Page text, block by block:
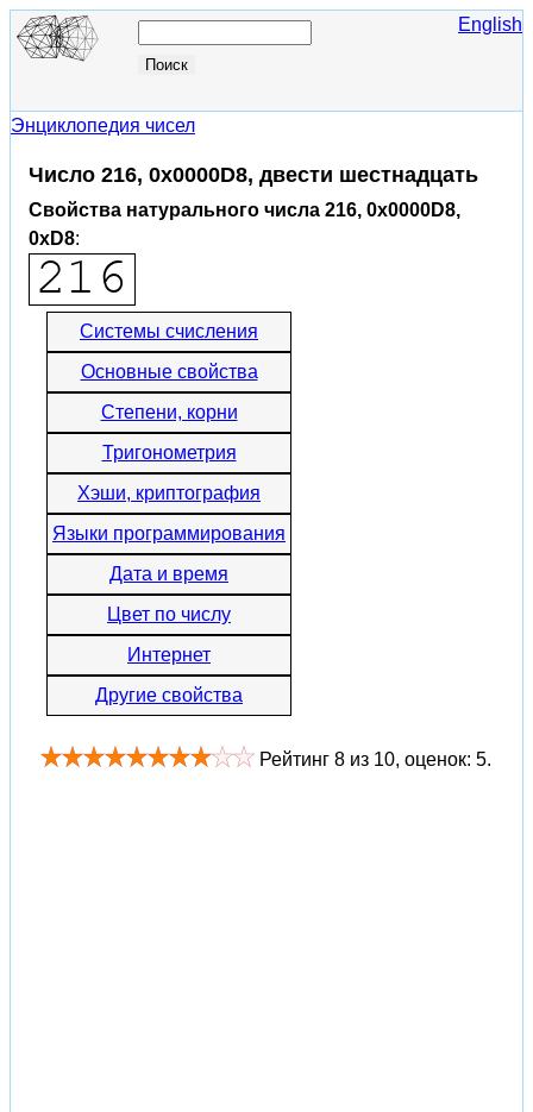
English
Энциклопедия чисел
Число 216, 0x0000D8, двести шестнадцать
Свойства натурального числа 216, 0x0000D8,
0xD8:
Системы счисления
Основные свойства
Степени, корни
Тригонометрия
Хэши, криптография
Языки программирования
Дата и время
Цвет по числу
Интернет
Другие свойства
Рейтинг 8 из 10, оценок: 5.